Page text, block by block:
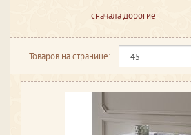
сначала дорогие
Товаров на странице: